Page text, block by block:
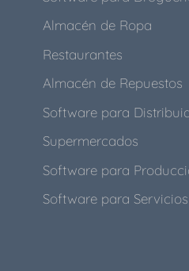
Almacén de Ropa
Restaurantes
Almacén de Repuestos
Software para
Supermercados
Software para
Software para Servicios